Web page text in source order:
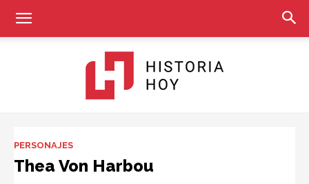
PERSONAJES
Thea Von Harbou